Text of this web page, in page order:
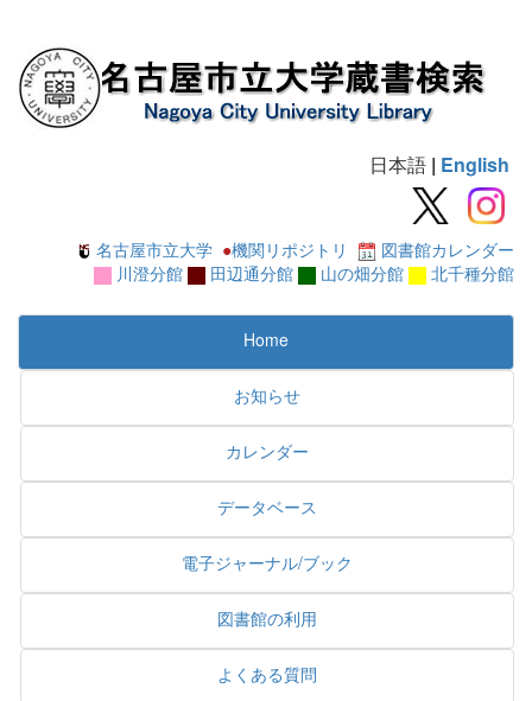
日本語 | English
名古屋市立大学 ●機関リポジトリ
図書館カレンダー
川澄分館
田辺通分館 山の畑分館 北千種分館
Home
お知らせ
カレンダー
データベース
電子ジャーナル/ブック
図書館の利用
よくある質問